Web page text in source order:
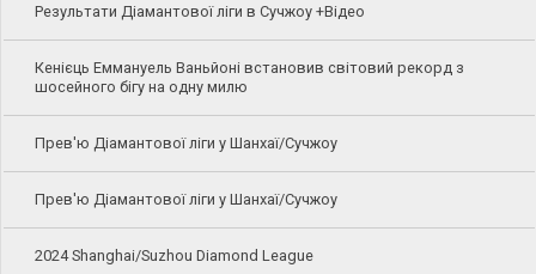
Результати Діамантової ліги в Сучжоу +Відео
Кенієць Еммануель Ваньйоні встановив світовий рекорд з
шосейного бігу на одну милю
Прев'ю Діамантової ліги у Шанхаї/Сучжоу
Прев'ю Діамантової ліги у Шанхаї/Сучжоу
2024 Shanghai/Suzhou Diamond League